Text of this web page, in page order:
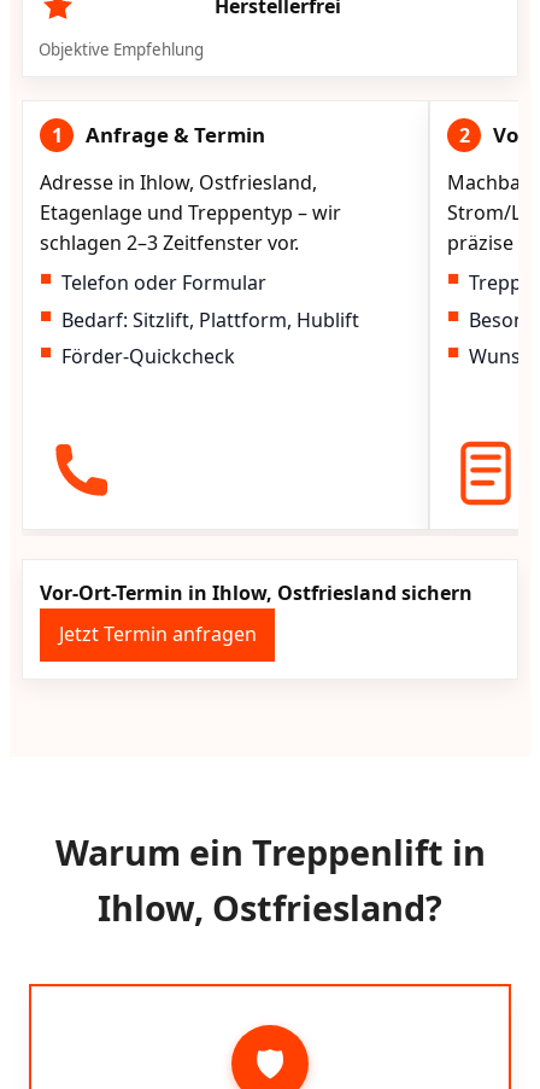
Herstellerfrei
Objektive Empfehlung
1 Anfrage & Termin
Adresse in Ihlow, Ostfriesland,
Etagenlage und Treppentyp – wir
schlagen 2–3 Zeitfenster vor.
Telefon oder Formular
Bedarf: Sitzlift, Plattform, Hublift
Förder-Quickcheck
2
Strom/
präzise
Vor-Ort-Termin in Ihlow, Ostfriesland sichern
Jetzt Termin anfragen
Warum ein Treppenlift in
Ihlow, Ostfriesland?
🛡️